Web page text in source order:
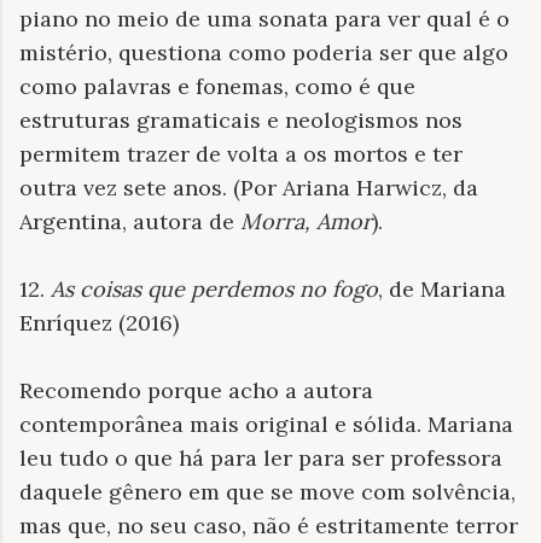
piano no meio de uma sonata para ver qual é o
mistério, questiona como poderia ser que algo
como palavras e fonemas, como é que
estruturas gramaticais e neologismos nos
permitem trazer de volta a os mortos e ter
outra vez sete anos. (Por Ariana Harwicz, da
Argentina, autora de Morra, Amor).
12. As coisas que perdemos no fogo, de Mariana
Enríquez (2016)
Recomendo porque acho a autora
contemporânea mais original e sólida. Mariana
leu tudo o que há para ler para ser professora
daquele gênero em que se move com solvência,
mas que, no seu caso, não é estritamente terror